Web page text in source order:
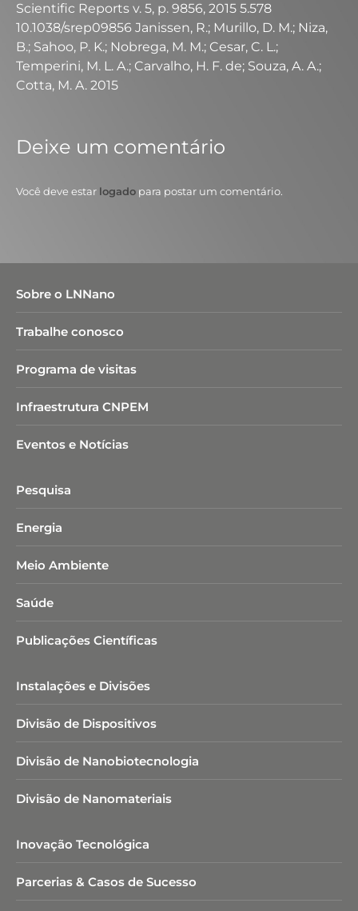
Scientific Reports v. 5, p. 9856, 2015 5.578
10.1038/srep09856 Janissen, R.; Murillo, D. M.; Niza,
B.; Sahoo, P. K.; Nobrega, M. M.; Cesar, C. L.;
Temperini, M. L. A.; Carvalho, H. F. de; Souza, A. A.;
Cotta, M. A. 2015
Deixe um comentário
Você deve estar logado para postar um comentário.
Sobre o LNNano
Trabalhe conosco
Programa de visitas
Infraestrutura CNPEM
Eventos e Notícias
Pesquisa
Energia
Meio Ambiente
Saúde
Publicações Científicas
Instalações e Divisões
Divisão de Dispositivos
Divisão de Nanobiotecnologia​
Divisão de Nanomateriais
Inovação Tecnológica
Parcerias & Casos de Sucesso